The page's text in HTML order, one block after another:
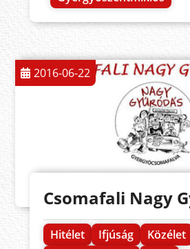
2016-06-22
Csomafali Nagy
Hitélet Ifjúság Közélet